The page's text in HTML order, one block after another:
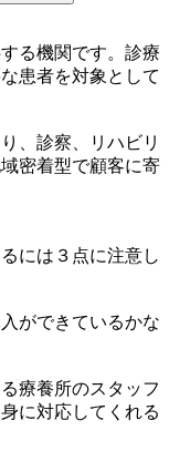
る機関です。診療
患者を対象として
、診察、リハビリ
密着型で顧客に寄
には３点に注意し
ができているかな
療養所のスタッフ
に対応してくれる